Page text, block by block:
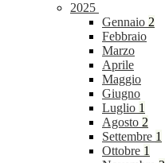
2025
Gennaio 2
Febbraio
Marzo
Aprile
Maggio
Giugno
Luglio 1
Agosto 2
Settembre 1
Ottobre 1